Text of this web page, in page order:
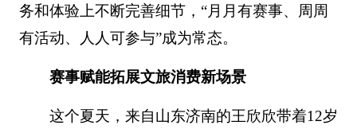
务和体验上不断完善细节，“月月有赛事、周周
有活动、人人可参与”成为常态。
赛事赋能拓展文旅消费新场景
这个夏天，来自山东济南的王欣欣带着12岁